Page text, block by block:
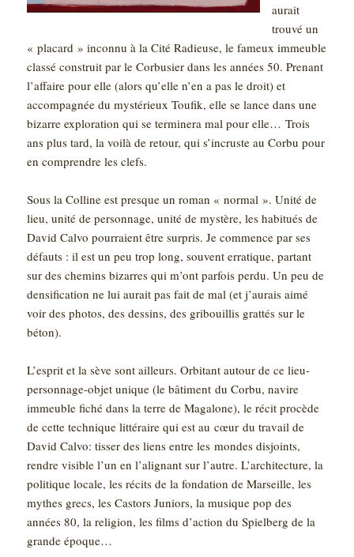
aurait
trouvé un
« placard » inconnu à la Cité Radieuse, le fameux immeuble
classé construit par le Corbusier dans les années 50. Prenant
l’affaire pour elle (alors qu’elle n’en a pas le droit) et
accompagnée du mystérieux Toufik, elle se lance dans une
bizarre exploration qui se terminera mal pour elle…Trois
ans plus tard, la voilà de retour, qui s’incruste au Corbu pour
en comprendre les clefs.
Sous la Colline est presque un roman « normal ». Unité de
lieu, unité de personnage, unité de mystère, les habitués de
David Calvo pourraient être surpris. Je commence par ses
défauts : il est un peu trop long, souvent erratique, partant
sur des chemins bizarres qui m’ont parfois perdu. Un peu de
densification ne lui aurait pas fait de mal (et j’aurais aimé
voir des photos, des dessins, des gribouillis grattés sur le
béton).
L’esprit et la sève sont ailleurs. Orbitant autour de ce lieu-
personnage-objet unique (le bâtiment du Corbu, navire
immeuble fiché dans la terre de Magalone), le récit procède
de cette technique littéraire qui est au cœur du travail de
David Calvo: tisser des liens entre les mondes disjoints,
rendre visible l’un en l’alignant sur l’autre. L’architecture, la
politique locale, les récits de la fondation de Marseille, les
mythes grecs, les Castors Juniors, la musique pop des
années 80, la religion, les films d’action du Spielberg de la
grande époque…